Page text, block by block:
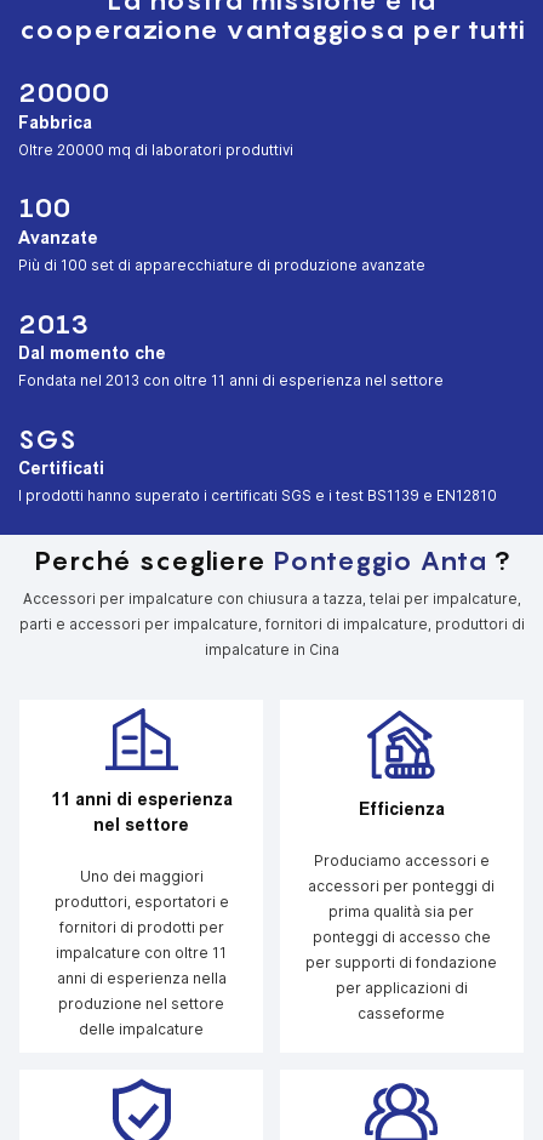
cooperazione vantaggiosa per tutti
20000
Fabbrica
︎Oltre 20000 mq di laboratori produttivi
100
Avanzate
︎Più di 100 set di apparecchiature di produzione avanzate
2013
Dal momento che
︎Fondata nel 2013 con oltre 11 anni di esperienza nel settore
SGS
Certificati
︎I prodotti hanno superato i certificati SGS e i test BS1139 e EN12810
Perché scegliere Ponteggio Anta ?
Accessori per impalcature con chiusura a tazza, telai per impalcature,
parti e accessori per impalcature, fornitori di impalcature, produttori di
impalcature in Cina
11 anni di esperienza
nel settore
Uno dei maggiori
produttori, esportatori e
fornitori di prodotti per
impalcature con oltre 11
anni di esperienza nella
produzione nel settore
delle impalcature
Efficienza
Produciamo accessori e
accessori per ponteggi di
prima qualità sia per
ponteggi di accesso che
per supporti di fondazione
per applicazioni di
casseforme